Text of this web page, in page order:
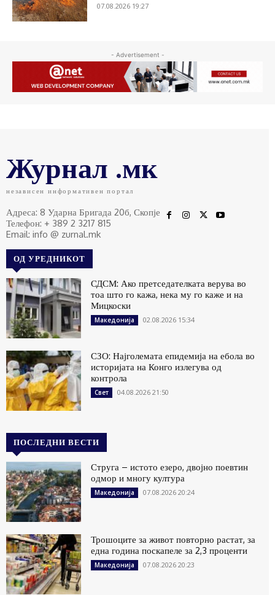
07.08.2026 19:27
- Advertisement -
Журнал .мк
независен информативен портал
Адреса: 8 Ударна Бригада 20б, Скопје
Телефон: + 389 2 3217 815
Email: info @ zurnal.mk
ОД УРЕДНИКОТ
СДСМ: Ако претседателката верува во
тоа што го кажа, нека му го каже и на
Мицкоски
Македонија 02.08.2026 15:34
СЗО: Најголемата епидемија на ебола во
историјата на Конго излегува од
контрола
Свет 04.08.2026 21:50
ПОСЛЕДНИ ВЕСТИ
Струга – истото езеро, двојно поевтин
одмор и многу култура
Македонија 07.08.2026 20:24
Трошоците за живот повторно растат, за
една година поскапеле за 2,3 проценти
Македонија 07.08.2026 20:23